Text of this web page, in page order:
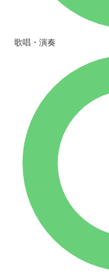
歌唱・演奏